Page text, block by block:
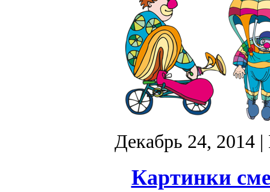
Декабрь 24, 2014|
Картинки